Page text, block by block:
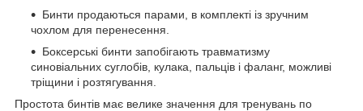
Бинти продаються парами, в комплекті із зручним
чохлом для перенесення.
Боксерські бинти запобігають травматизму
синовіальних суглобів, кулака, пальців і фаланг, можливі
тріщини і розтягування.
Простота бинтів має велике значення для тренувань по